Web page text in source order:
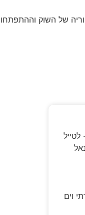
של השוק וההתפתחות
וים